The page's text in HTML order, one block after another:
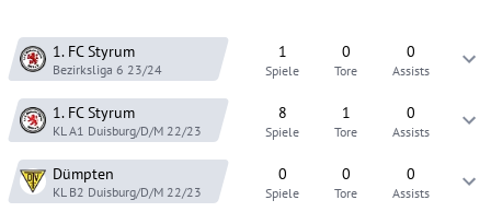
1. FC Styrum
Bezirksliga 6 23/24
1
Spiele
0
Tore
0
Assists
1. FC Styrum
KL A1 Duisburg/D/M 22/23
8
Spiele
1
Tore
0
Assists
Dümpten
KL B2 Duisburg/D/M 22/23
0
Spiele
0
Tore
0
Assists